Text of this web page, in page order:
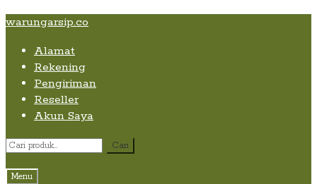
Skip
content
Skip
navigation
Skip
content
warungarsip.co
Alamat
Rekening
Pengiriman
Reseller
Akun Saya
Pencarian
Cari
Menu